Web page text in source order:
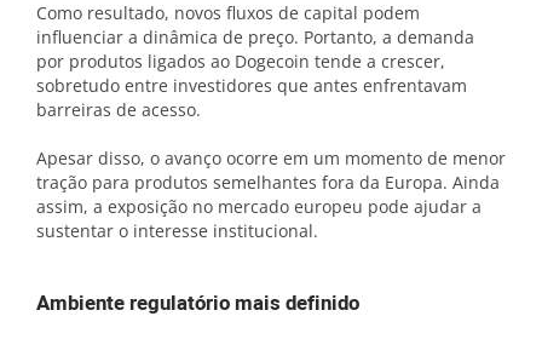
Como resultado, novos fluxos de capital podem
influenciar a dinâmica de preço. Portanto, a demanda
por produtos ligados ao Dogecoin tende a crescer,
sobretudo entre investidores que antes enfrentavam
barreiras de acesso.
Apesar disso, o avanço ocorre em um momento de menor
tração para produtos semelhantes fora da Europa. Ainda
assim, a exposição no mercado europeu pode ajudar a
sustentar o interesse institucional.
Ambiente regulatório mais definido